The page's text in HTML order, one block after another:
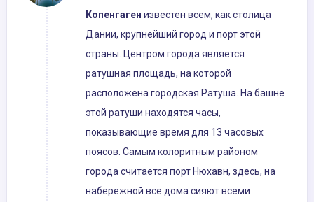
Копенгаген известен всем, как столица
Дании, крупнейший город и порт этой
страны. Центром города является
ратушная площадь, на которой
расположена городская Ратуша. На башне
этой ратуши находятся часы,
показывающие время для 13 часовых
поясов. Самым колоритным районом
города считается порт Нюхавн, здесь, на
набережной все дома сияют всеми